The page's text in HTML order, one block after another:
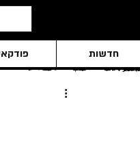
חדשות